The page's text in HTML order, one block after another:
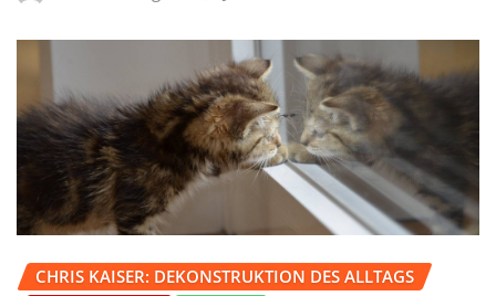
CHRIS KAISER: DEKONSTRUKTION DES ALLTAGS